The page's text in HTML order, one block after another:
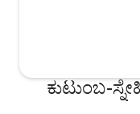
ಕುಟುಂಬ-